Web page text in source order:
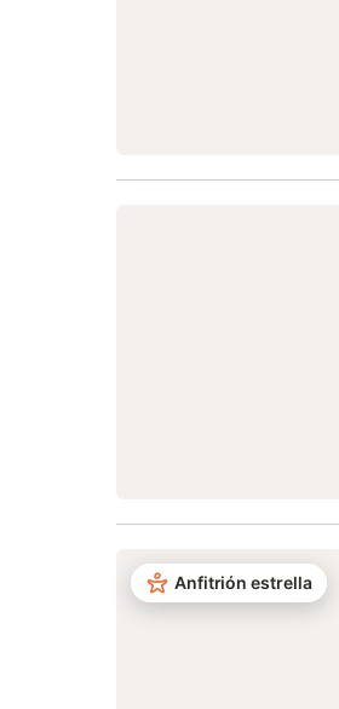
Anfitrión estrella